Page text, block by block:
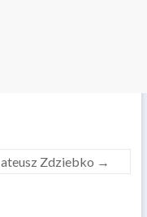
Zdziebko →